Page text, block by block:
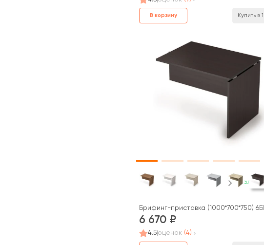
В корзину Купить в
В
Брифинг-приставка (1000*700*750)
6 670
4.5 оценок (4)